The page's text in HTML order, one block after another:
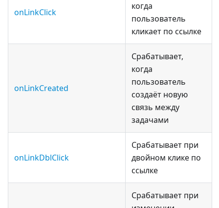
onLinkClick
когда
пользователь
кликает по ссылке
onLinkCreated
Срабатывает,
когда
пользователь
создаёт новую
связь между
задачами
onLinkDblClick
Срабатывает при
двойном клике по
ссылке
Срабатывает при